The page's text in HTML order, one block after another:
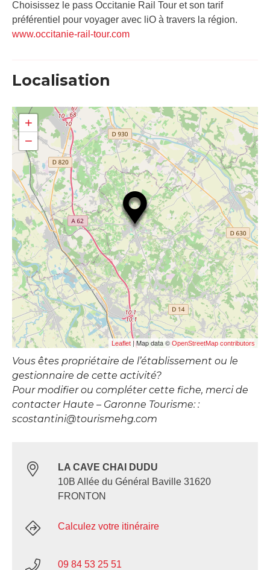
Choisissez le pass Occitanie Rail Tour et son tarif
préférentiel pour voyager avec liO à travers la région.
www.occitanie-rail-tour.com
Localisation
+
−
Leaflet | Map data © OpenStreetMap contributors
Vous êtes propriétaire de l’établissement ou le
gestionnaire de cette activité?
Pour modifier ou compléter cette fiche, merci de
contacter Haute – Garonne Tourisme: :
scostantini@tourismehg.com
LA CAVE CHAI DUDU
10B Allée du Général Baville 31620
FRONTON
Calculez votre itinéraire
09 84 53 25 51